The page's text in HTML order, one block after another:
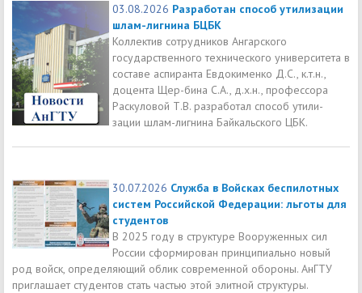
03.08.2026 Разработан способ утилизации
шлам-лигнина БЦБК
Коллектив сотрудников Ангарского
государственного технического университета в
составе аспиранта Евдокименко Д.С., к.т.н.,
доцента Щер-бина С.А., д.х.н., профессора
Раскуловой Т.В. разработал способ утили-
зации шлам-лигнина Байкальского ЦБК.
30.07.2026 Служба в Войсках беспилотных
систем Российской Федерации: льготы для
студентов
В 2025 году в структуре Вооруженных сил
России сформирован принципиально новый
род войск, определяющий облик современной обороны. АнГТУ
приглашает студентов стать частью этой элитной структуры.